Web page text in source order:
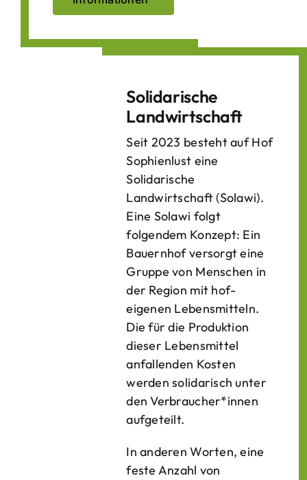
Solidarische
Landwirtschaft
Seit 2023 besteht auf Hof
Sophienlust eine
Solidarische
Landwirtschaft (Solawi).
Eine Solawi folgt
folgendem Konzept: Ein
Bauern­hof versorgt eine
Gruppe von Menschen in
der Region mit hof­
eigenen Lebens­mitteln.
Die für die Produktion
dieser Lebens­mittel
anfallenden Kosten
werden solidarisch unter
den Verbraucher*­innen
aufgeteilt.
In anderen Worten, eine
feste Anzahl von